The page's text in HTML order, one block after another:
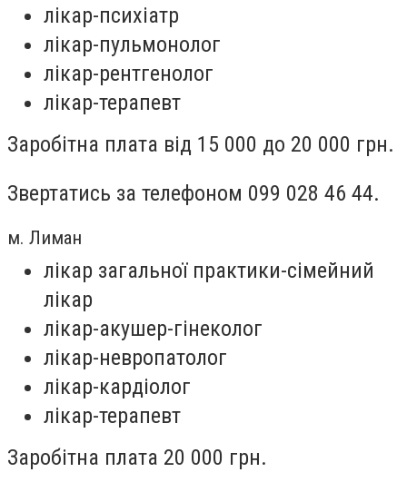
лікар-психіатр
лікар-пульмонолог
лікар-рентгенолог
лікар-терапевт
Заробітна плата від 15 000 до 20 000 грн.
Звертатись за телефоном 099 028 46 44.
м. Лиман
лікар загальної практики-сімейний
лікар
лікар-акушер-гінеколог
лікар-невропатолог
лікар-кардіолог
лікар-терапевт
Заробітна плата 20 000 грн.